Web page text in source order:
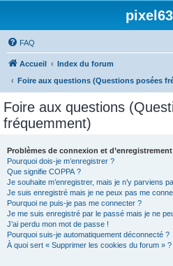
FAQ
Accueil
Index du forum
Foire aux questions (Questions posées
Foire aux questions
fréquemment)
Problèmes de connexion et d’enregistrement
Pourquoi dois-je m’enregistrer ?
Que signifie COPPA ?
Je souhaite m’enregistrer, mais je n’y parviens
Je suis enregistré mais je ne peux pas me
Pourquoi ne puis-je pas me connecter ?
Je me suis enregistré par le passé mais je ne
J’ai perdu mon mot de passe !
Pourquoi suis-je automatiquement déconnecté ?
À quoi sert « Supprimer les cookies du forum » ?